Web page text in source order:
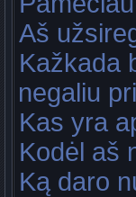
Aš
Kažkada
negaliu
Kas yra
Kodėl aš
Ką daro